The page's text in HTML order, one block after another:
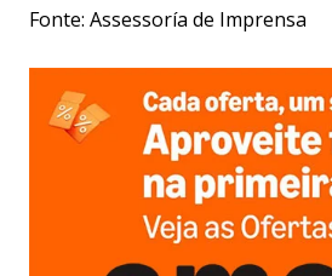
Fonte: Assessoría de Imprensa